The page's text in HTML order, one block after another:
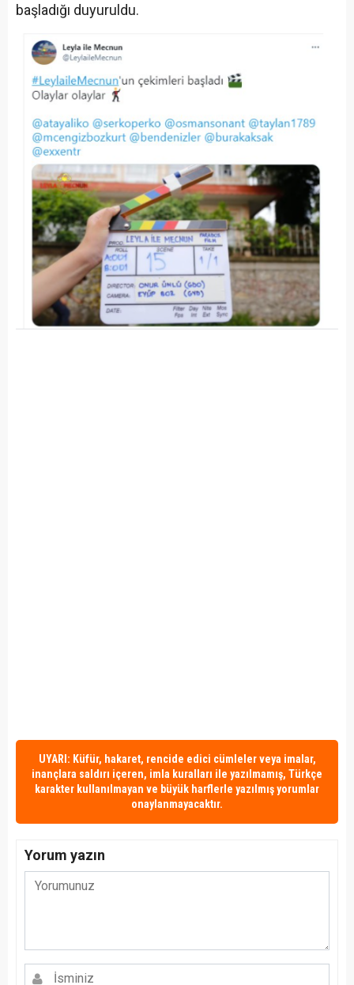
başladığı duyuruldu.
UYARI: Küfür, hakaret, rencide edici cümleler veya imalar,
inançlara saldırı içeren, imla kuralları ile yazılmamış, Türkçe
karakter kullanılmayan ve büyük harflerle yazılmış yorumlar
onaylanmayacaktır.
Yorum yazın